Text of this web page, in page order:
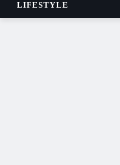
LIFESTYLE